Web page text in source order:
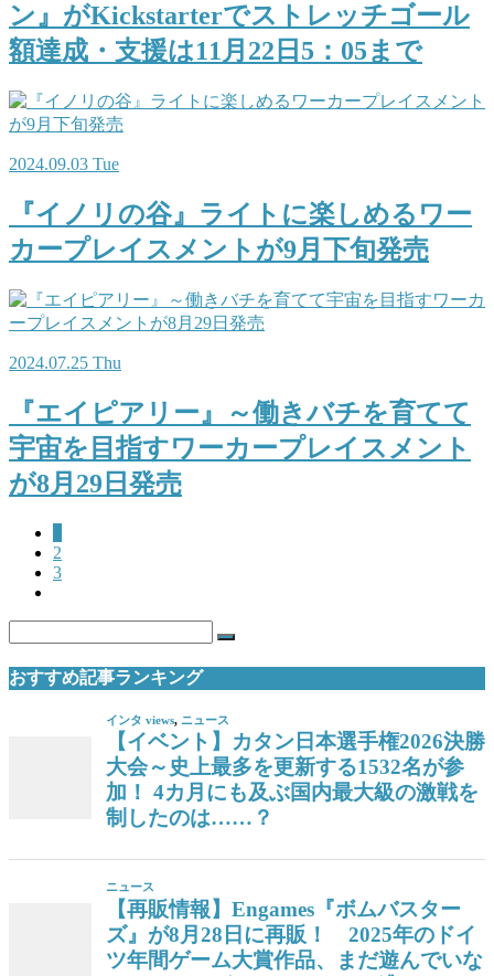
ン』がKickstarterでストレッチゴール
額達成・支援は11月22日5：05まで
2024.09.03 Tue
『イノリの谷』ライトに楽しめるワー
カープレイスメントが9月下旬発売
2024.07.25 Thu
『エイピアリー』～働きバチを育てて
宇宙を目指すワーカープレイスメント
が8月29日発売
2
3
おすすめ記事ランキング